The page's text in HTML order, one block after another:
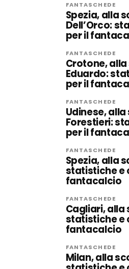
FANTASCHEDE
Spezia, alla
Dell’Orco:
per il
FANTASCHEDE
Crotone,
Eduardo:
per il
FANTASCHEDE
Udinese,
Forestieri:
per il
FANTASCHEDE
Spezia, alla
statistiche e
fantacalcio
FANTASCHEDE
Cagliari, alla
statistiche e
fantacalcio
FANTASCHEDE
Milan, alla